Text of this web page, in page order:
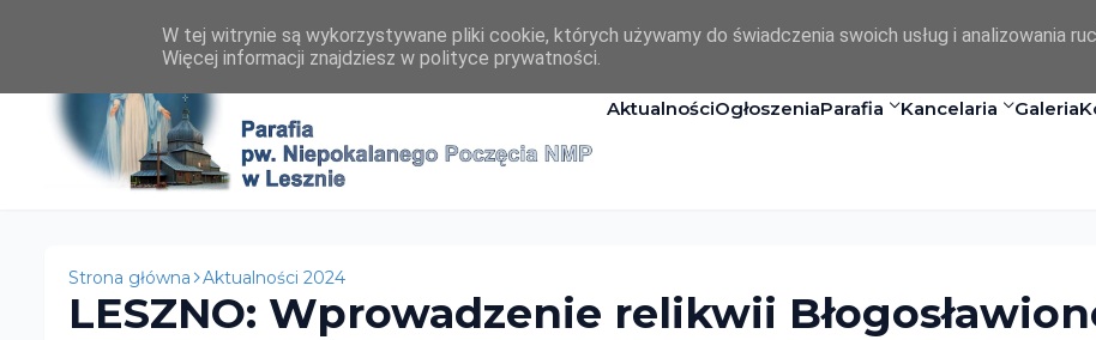
AktualnościOgłoszeniaParafia Kancelaria Galeria
Strona główna Aktualności 2024
LESZNO: Wprowadzenie relikwii
W tej witrynie są wykorzystywane pliki cookie, których używamy do świadczenia swoich usług i analizowania
Więcej informacji znajdziesz w polityce prywatności.